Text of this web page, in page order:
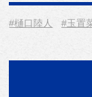
#樋口陸人 #玉置